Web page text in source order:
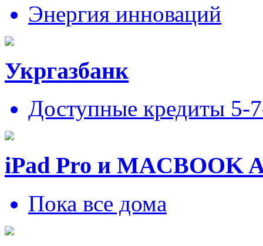
Энергия инноваций
Укргазбанк
Доступные кредиты 5-
iPad Pro и MACBOOK
Пока все дома